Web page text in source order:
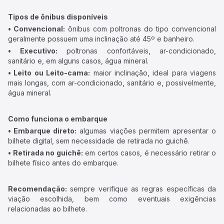
Tipos de ônibus disponíveis
• Convencional: ônibus com poltronas do tipo convencional
geralmente possuem uma inclinação até 45º e banheiro.
• Executivo: poltronas confortáveis, ar-condicionado,
sanitário e, em alguns casos, água mineral.
• Leito ou Leito-cama: maior inclinação, ideal para viagens
mais longas, com ar-condicionado, sanitário e, possivelmente,
água mineral.
Como funciona o embarque
• Embarque direto: algumas viações permitem apresentar o
bilhete digital, sem necessidade de retirada no guichê.
• Retirada no guichê: em certos casos, é necessário retirar o
bilhete físico antes do embarque.
Recomendação: sempre verifique as regras específicas da
viação escolhida, bem como eventuais exigências
relacionadas ao bilhete.